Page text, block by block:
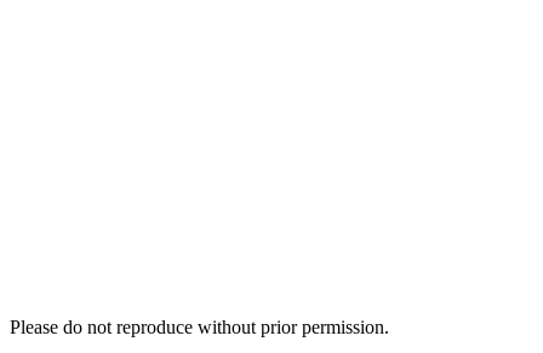
Please do not reproduce without prior permission.